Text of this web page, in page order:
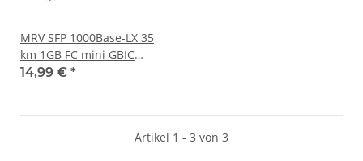
MRV SFP 1000Base-LX 35
km 1GB FC mini GBIC
Transceiver Module
14,99 € *
Artikel 1 - 3 von 3